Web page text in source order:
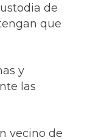
de
que
y
las
vecino de